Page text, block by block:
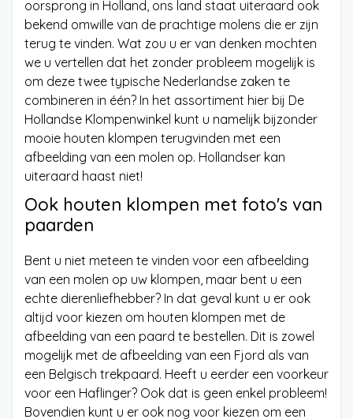
oorsprong in Holland, ons land staat uiteraard ook
bekend omwille van de prachtige molens die er zijn
terug te vinden. Wat zou u er van denken mochten
we u vertellen dat het zonder probleem mogelijk is
om deze twee typische Nederlandse zaken te
combineren in één? In het assortiment hier bij De
Hollandse Klompenwinkel kunt u namelijk bijzonder
mooie houten klompen terugvinden met een
afbeelding van een molen op. Hollandser kan
uiteraard haast niet!
Ook houten klompen met foto's van
paarden
Bent u niet meteen te vinden voor een afbeelding
van een molen op uw klompen, maar bent u een
echte dierenliefhebber? In dat geval kunt u er ook
altijd voor kiezen om houten klompen met de
afbeelding van een paard te bestellen. Dit is zowel
mogelijk met de afbeelding van een Fjord als van
een Belgisch trekpaard. Heeft u eerder een voorkeur
voor een Haflinger? Ook dat is geen enkel probleem!
Bovendien kunt u er ook nog voor kiezen om een